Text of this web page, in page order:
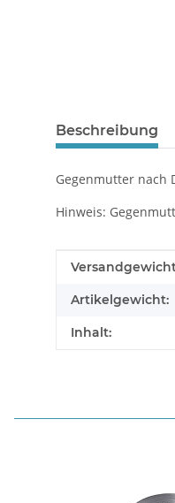
Beschreibung
Gegenmutter nach
Hinweis:
Wert
Artikelgewicht:
Inhalt: